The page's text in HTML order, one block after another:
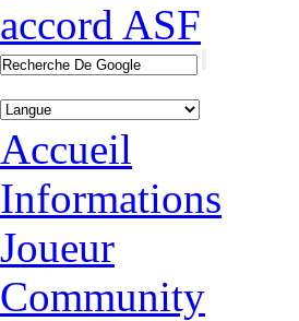
accord ASF
Accueil
Informations
Joueur
Community